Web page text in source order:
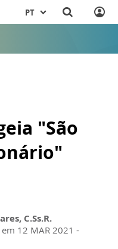
PT
"São
C.Ss.R.
12 MAR 2021 -